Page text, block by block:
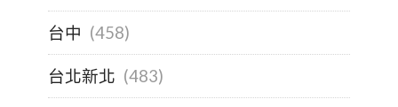
台中 (458)
台北新北 (483)